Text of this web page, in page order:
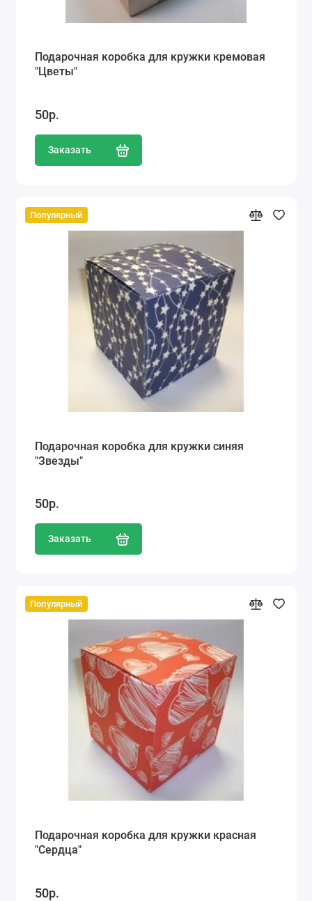
Подарочная коробка для кружки кремовая
"Цветы"
50р.
Заказать
Популярный
Подарочная коробка для кружки синяя
"Звезды"
50р.
Заказать
Популярный
Подарочная коробка для кружки красная
"Сердца"
50р.